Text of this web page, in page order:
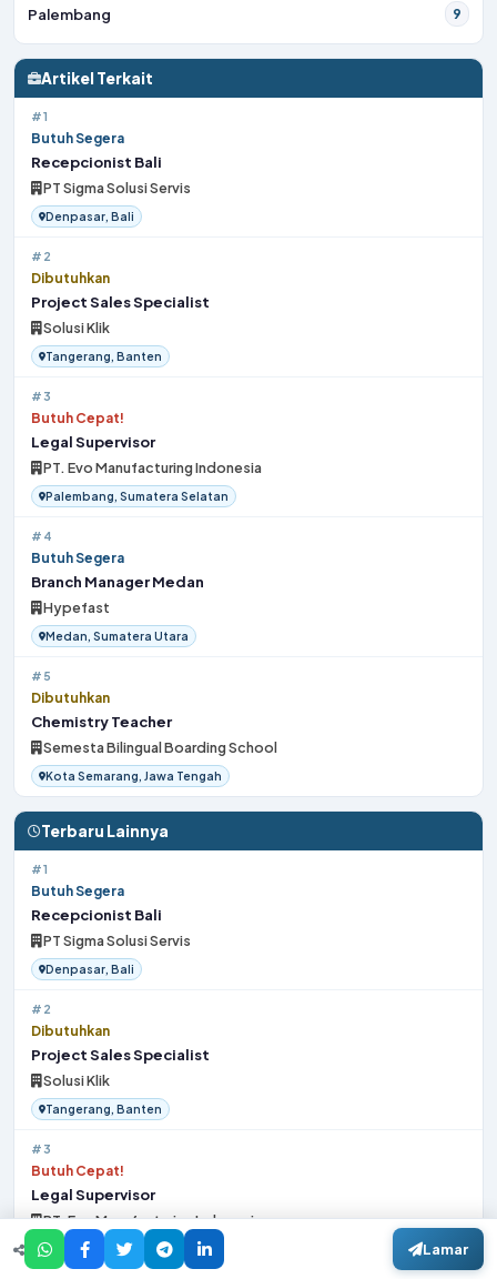
Palembang 9
Artikel Terkait
#1
Butuh Segera
Recepcionist Bali
PT Sigma Solusi Servis
Denpasar, Bali
#2
Dibutuhkan
Project Sales Specialist
Solusi Klik
Tangerang, Banten
#3
Butuh Cepat!
Legal Supervisor
PT. Evo Manufacturing Indonesia
Palembang, Sumatera Selatan
#4
Butuh Segera
Branch Manager Medan
Hypefast
Medan, Sumatera Utara
#5
Dibutuhkan
Chemistry Teacher
Semesta Bilingual Boarding School
Kota Semarang, Jawa Tengah
Terbaru Lainnya
#1
Butuh Segera
Recepcionist Bali
PT Sigma Solusi Servis
Denpasar, Bali
#2
Dibutuhkan
Project Sales Specialist
Solusi Klik
Tangerang, Banten
#3
Butuh Cepat!
Legal Supervisor
PT. Evo Manufacturing Indonesia
Palembang, Sumatera Selatan Lamar